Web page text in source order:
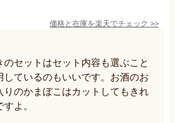
価格と在庫を楽天でチェック >>
セットはセット内容も選ぶこと
ているのもいいです。お酒のお
のかまぼこはカットしてもきれ
よ。